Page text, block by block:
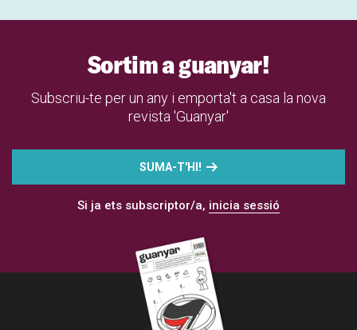
Sortim a guanyar!
Subscriu-te per un any i emporta't a casa la nova
revista 'Guanyar'
SUMA-T'HI!
Si ja ets subscriptor/a, inicia sessió